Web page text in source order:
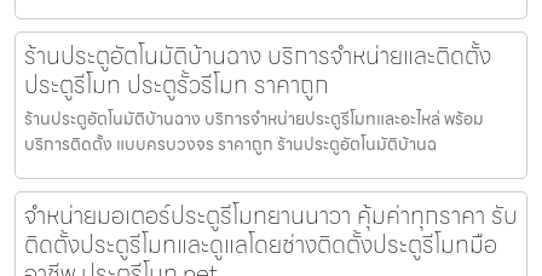
ร้านประตูอัตโนมัติบ้านฉาง บริการจำหน่ายและติดตั้ง
ประตูรีโมท ประตูรั้วรีโมท ราคาถูก
ร้านประตูอัตโนมัติบ้านฉาง บริการจำหน่ายประตูรีโมทและอะไหล่ พร้อม
บริการติดตั้ง แบบครบวงจร ราคาถูก ร้านประตูอัตโนมัติบ้านฉ
จำหน่ายมอเตอร์ประตูรีโมทยานนาวา คุ้มค่าทุกราคา รับ
ติดตั้งประตูรีโมทและดูแลโดยช่างติดตั้งประตูรีโมทมือ